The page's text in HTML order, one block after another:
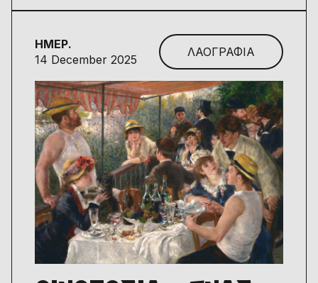
ΗΜΕΡ.
14 December 2025
ΛΑΟΓΡΑΦΙΑ